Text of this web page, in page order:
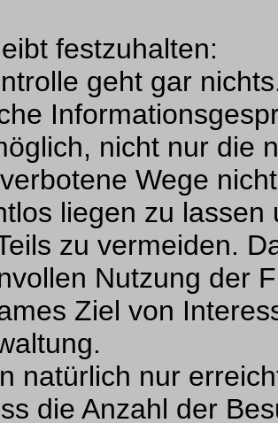
festzuhalten:
geht gar
nicht nur die
Wege
liegen zu
zu vermeiden.
Nutzung der
Ziel von
natürlich nur
die Anzahl der